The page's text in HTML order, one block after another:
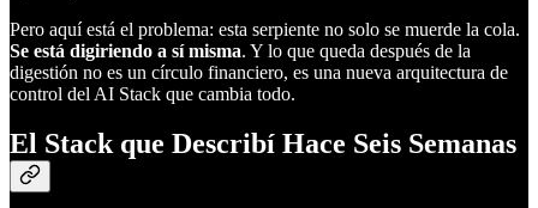
Pero aquí está el problema: esta serpiente no solo se muerde la cola.
Se está digiriendo a sí misma. Y lo que queda después de la
digestión no es un círculo financiero, es una nueva arquitectura de
control del AI Stack que cambia todo.
El Stack que Describí Hace Seis Semanas